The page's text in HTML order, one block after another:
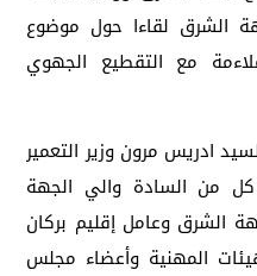
2016 بمقر جهة الشرق لقاءا حول موضوع
مع التقطيع الجهوي
ادريس مرون وزير التعمير
كل من السادة والي الجهة
الشرق وعامل إقليم بركان
المهنية وأعضاء مجلس